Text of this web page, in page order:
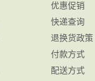
优惠促销
快递查询
退换货政策
付款方式
配送方式